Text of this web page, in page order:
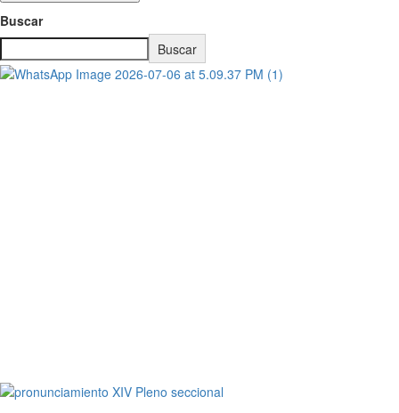
Buscar
Buscar